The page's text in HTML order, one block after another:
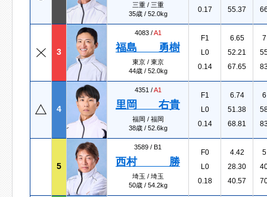
三重 / 三重
35歳 / 52.0kg
0.17
55.37
3
4083 /A1
福島 勇樹
東京 / 東京
44歳 / 52.0kg
F1
L0
0.14
6.65
52.21
67.65
4
4351 /A1
里岡 右貴
福岡 / 福岡
38歳 / 52.6kg
F1
L0
0.14
6.74
51.38
68.81
5
3589 / B1
西村 勝
埼玉 / 埼玉
50歳 / 54.2kg
F0
L0
0.18
4.42
28.30
40.57